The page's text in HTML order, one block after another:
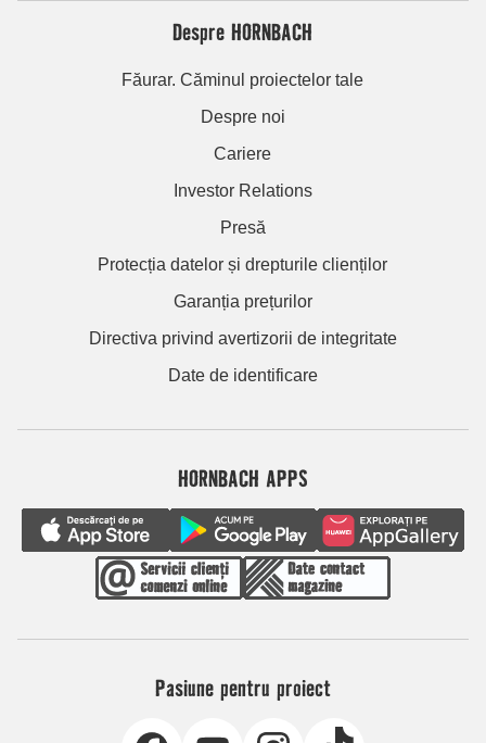
Despre HORNBACH
Făurar. Căminul proiectelor tale
Despre noi
Cariere
Investor Relations
Presă
Protecția datelor și drepturile clienților
Garanția prețurilor
Directiva privind avertizorii de integritate
Date de identificare
HORNBACH APPS
Pasiune pentru proiect